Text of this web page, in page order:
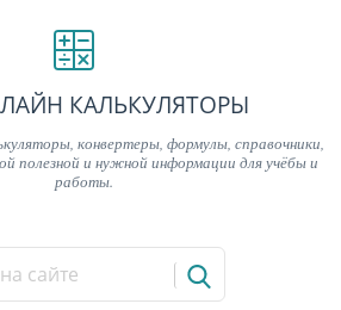
КАЛЬКУЛЯТОРЫ
конвертеры, формулы, справочники,
полезной и нужной информации для учёбы и
работы.